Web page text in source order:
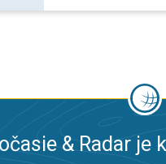
& Radar je